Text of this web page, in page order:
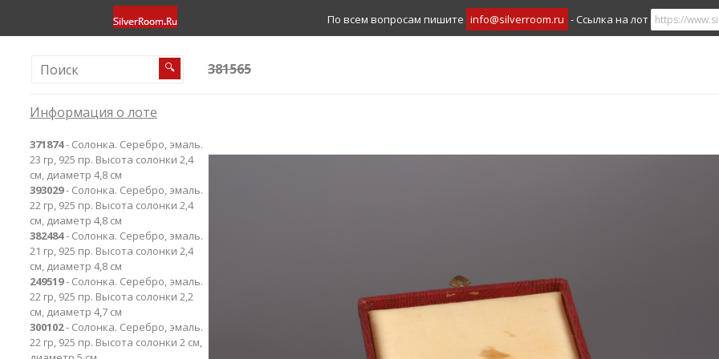
По всем вопросам пишите info@silverroom.ru - Ссылка на лот
🔍 381565
Информация о лоте
371874- Солонка. Серебро, эмаль.
23 гр, 925 пр. Высота солонки 2,4
см, диаметр 4,8 см
393029- Солонка. Серебро, эмаль.
22 гр, 925 пр. Высота солонки 2,4
см, диаметр 4,8 см
382484- Солонка. Серебро, эмаль.
21 гр, 925 пр. Высота солонки 2,4
см, диаметр 4,8 см
249519- Солонка. Серебро, эмаль.
22 гр, 925 пр. Высота солонки 2,2
см, диаметр 4,7 см
300102- Солонка. Серебро, эмаль.
22 гр, 925 пр. Высота солонки 2 см,